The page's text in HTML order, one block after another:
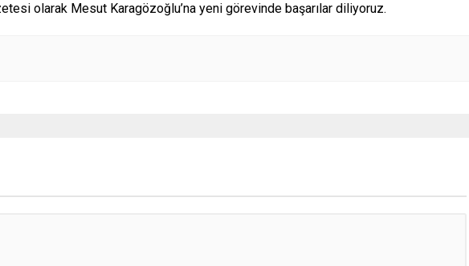
olarak Mesut Karagözoğlu’na yeni görevinde başarılar diliyoruz.